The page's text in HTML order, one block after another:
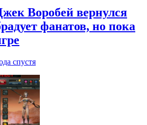
Воробей вернулся
фанатов, но пока
спустя